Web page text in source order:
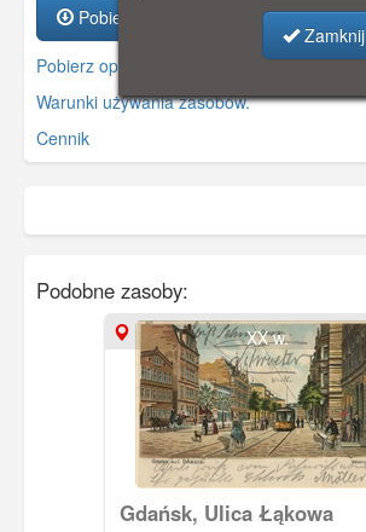
Pobierz zasób
Pobierz opis
Warunki używania zasobów.
Cennik
Podobne zasoby:
XX w.
Gdańsk, Ulica Łąkowa
Zamknij